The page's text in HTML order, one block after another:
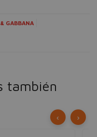
GABBANA
también
‹ ›